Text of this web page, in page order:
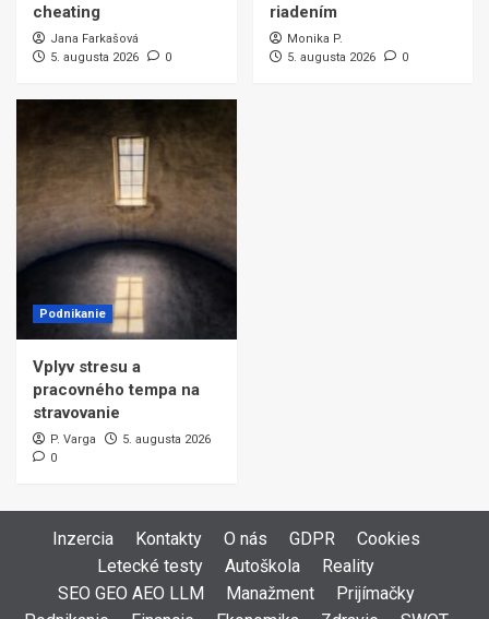
cheating
Jana Farkašová
5. augusta 2026
0
riadením
Monika P.
5. augusta 2026
0
Podnikanie
Vplyv stresu a
pracovného tempa na
stravovanie
P. Varga
5. augusta 2026
0
Inzercia Kontakty O nás GDPR
Cookies
Letecké testy
Autoškola
Reality
SEO GEO AEO LLM
Manažment
Prijímačky